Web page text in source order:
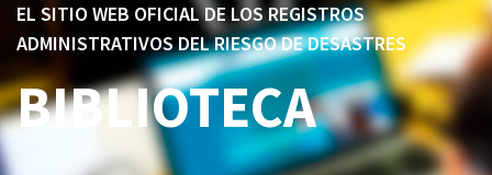
EL SITIO WEB OFICIAL DE LOS REGISTROS
ADMINISTRATIVOS DEL RIESGO DE DESASTRES
BIBLIOTECA